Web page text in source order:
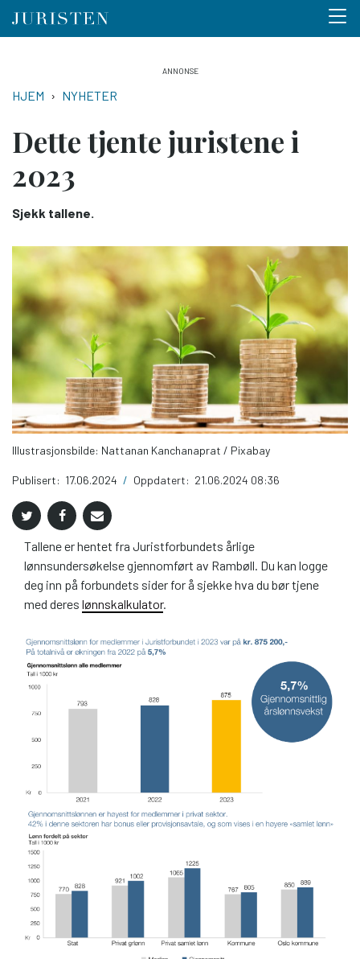
hovedinnhold
Menu
NAVIGASJONSSTI
HJEM NYHETER
Dette tjente juristene i
2023
Sjekk tallene.
Illustrasjonsbilde: Nattanan Kanchanaprat / Pixabay
Publisert: 17.06.2024 / Oppdatert: 21.06.2024 08:36
Tallene er hentet fra Juristforbundets årlige
lønnsundersøkelse gjennomført av Rambøll. Du kan logge
deg inn på forbundets sider for å sjekke hva du bør tjene
med deres lønnskalkulator.